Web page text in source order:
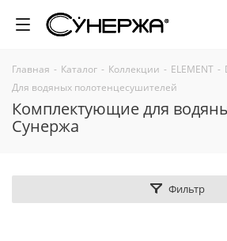
Главная - Каталог - Коллекции - ELEMENT -
Для водяных полотенцесушителей
Комплектующие для
Сунержа
Фильтр